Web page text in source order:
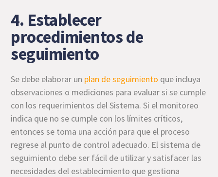
4. Establecer
procedimientos de
seguimiento
Se debe elaborar un plan de seguimiento que incluya
observaciones o mediciones para evaluar si se cumple
con los requerimientos del Sistema. Si el monitoreo
indica que no se cumple con los límites críticos,
entonces se toma una acción para que el proceso
regrese al punto de control adecuado. El sistema de
seguimiento debe ser fácil de utilizar y satisfacer las
necesidades del establecimiento que gestiona